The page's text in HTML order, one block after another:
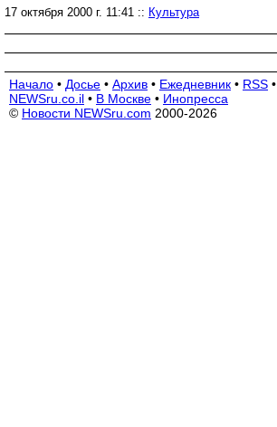
17 октября 2000 г. 11:41 :: Культура
Начало • Досье • Архив • Ежедневник • RSS •
NEWSru.co.il • В Москве • Инопресса
© Новости NEWSru.com 2000-2026